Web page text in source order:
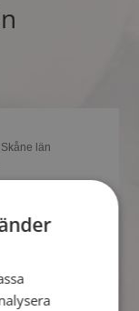
län
en